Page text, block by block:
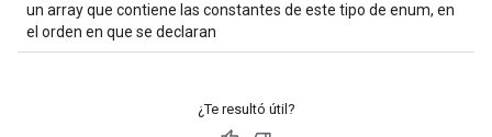
un array que contiene las constantes de este tipo de enum, en
el orden en que se declaran
¿Te resultó útil?